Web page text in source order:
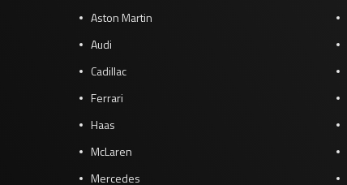
Aston Martin
Audi
Cadillac
Ferrari
Haas
McLaren
Mercedes